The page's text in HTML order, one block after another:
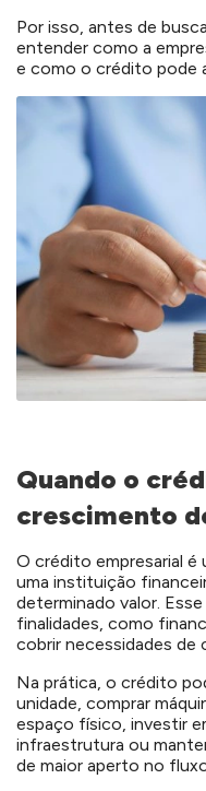
Por isso, antes de
entender como a
e como o crédito pode
Quando o
crescimento
O crédito empresarial
uma instituição
determinado valor.
finalidades, como
cobrir necessidades de
Na prática, o crédito
unidade, comprar
espaço físico, investir
infraestrutura ou
de maior aperto no